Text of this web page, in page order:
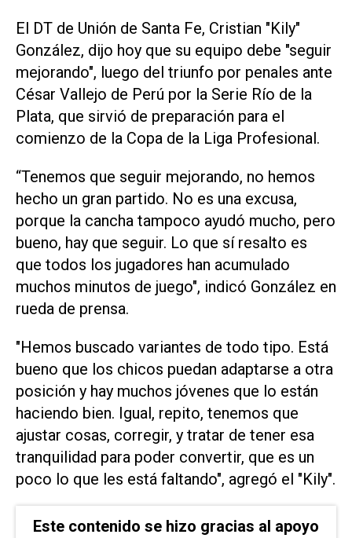
El DT de Unión de Santa Fe, Cristian "Kily"
González, dijo hoy que su equipo debe "seguir
mejorando", luego del triunfo por penales ante
César Vallejo de Perú por la Serie Río de la
Plata, que sirvió de preparación para el
comienzo de la Copa de la Liga Profesional.
“Tenemos que seguir mejorando, no hemos
hecho un gran partido. No es una excusa,
porque la cancha tampoco ayudó mucho, pero
bueno, hay que seguir. Lo que sí resalto es
que todos los jugadores han acumulado
muchos minutos de juego", indicó González en
rueda de prensa.
"Hemos buscado variantes de todo tipo. Está
bueno que los chicos puedan adaptarse a otra
posición y hay muchos jóvenes que lo están
haciendo bien. Igual, repito, tenemos que
ajustar cosas, corregir, y tratar de tener esa
tranquilidad para poder convertir, que es un
poco lo que les está faltando", agregó el "Kily".
Este contenido se hizo gracias al apoyo